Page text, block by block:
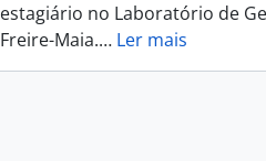
estagiário no Laboratório de
Freire-Maia.… Ler mais